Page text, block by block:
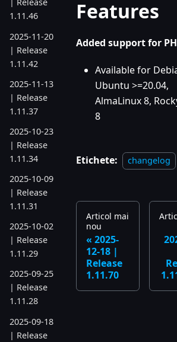
| Release
1.11.46
2025-11-20
| Release
1.11.42
2025-11-13
| Release
1.11.37
2025-10-23
| Release
1.11.34
2025-10-09
| Release
1.11.31
2025-10-02
| Release
1.11.29
2025-09-25
| Release
1.11.28
2025-09-18
| Release
Features
Added support for
Available for
Ubuntu >=20.04,
AlmaLinux 8,
8
Etichete: changelog
Articol mai
nou
2025-
12-18 |
Release
1.11.70